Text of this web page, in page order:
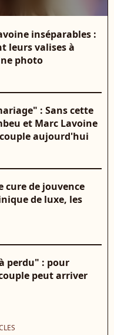
inséparables :
leurs valises à
photo
: Sans cette
et Marc Lavoine
aujourd'hui
cure de jouvence
de luxe, les
perdu" : pour
peut arriver